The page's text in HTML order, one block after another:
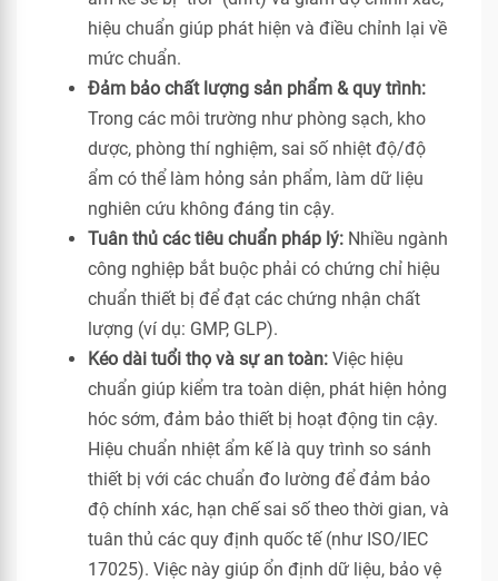
hiệu chuẩn giúp phát hiện và điều chỉnh lại về
mức chuẩn.
Đảm bảo chất lượng sản phẩm & quy trình:
Trong các môi trường như phòng sạch, kho
dược, phòng thí nghiệm, sai số nhiệt độ/độ
ẩm có thể làm hỏng sản phẩm, làm dữ liệu
nghiên cứu không đáng tin cậy.
Tuân thủ các tiêu chuẩn pháp lý: Nhiều ngành
công nghiệp bắt buộc phải có chứng chỉ hiệu
chuẩn thiết bị để đạt các chứng nhận chất
lượng (ví dụ: GMP, GLP).
Kéo dài tuổi thọ và sự an toàn: Việc hiệu
chuẩn giúp kiểm tra toàn diện, phát hiện hỏng
hóc sớm, đảm bảo thiết bị hoạt động tin cậy.
Hiệu chuẩn nhiệt ẩm kế là quy trình so sánh
thiết bị với các chuẩn đo lường để đảm bảo
độ chính xác, hạn chế sai số theo thời gian, và
tuân thủ các quy định quốc tế (như ISO/IEC
17025). Việc này giúp ổn định dữ liệu, bảo vệ